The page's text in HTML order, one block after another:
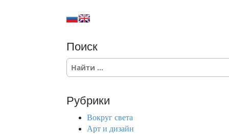
Поиск
S
e
c
Рубрики
Вокруг света
Арт и дизайн